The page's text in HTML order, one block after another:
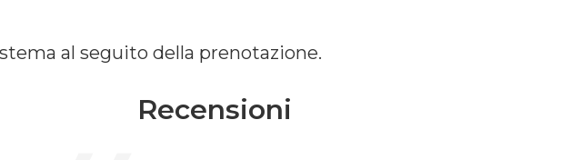
al seguito della prenotazione.
Recensioni